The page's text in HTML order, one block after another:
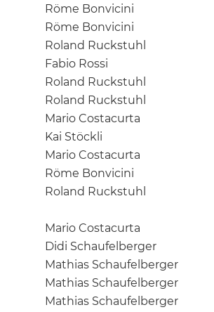
Röme Bonvicini
Röme Bonvicini
Roland Ruckstuhl
Fabio Rossi
Roland Ruckstuhl
Roland Ruckstuhl
Mario Costacurta
Kai Stöckli
Mario Costacurta
Röme Bonvicini
Roland Ruckstuhl
Mario Costacurta
Didi Schaufelberger
Mathias Schaufelberger
Mathias Schaufelberger
Mathias Schaufelberger